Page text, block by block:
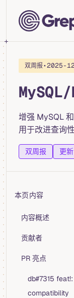
Skip to content
双周报•2025-
增强 MySQL
用于改进查询
双周报 更新
本页内容
Table of Contents
内容概述
贡献者
PR 亮点
db#7315
compatibility